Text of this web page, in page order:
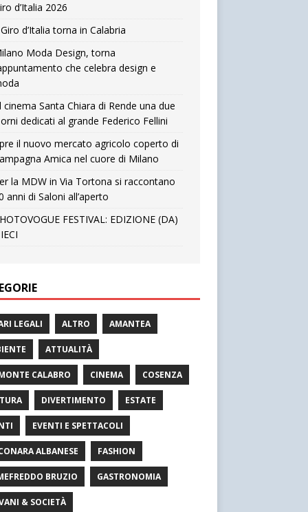
d’Italia 2026
d’Italia torna in Calabria
Moda Design, torna
che celebra design e
cinema Santa Chiara di Rende una due
dedicati al grande Federico Fellini
il nuovo mercato agricolo coperto di
Amica nel cuore di Milano
la MDW in Via Tortona si raccontano
anni di Saloni all’aperto
FESTIVAL: EDIZIONE (DA)
LEGALI ALTRO AMANTEA
ATTUALITÀ
CALABRO CINEMA COSENZA
DIVERTIMENTO ESTATE
EVENTI E SPETTACOLI
ALBANESE FASHION
BRUZIO GASTRONOMIA
& SOCIETÀ